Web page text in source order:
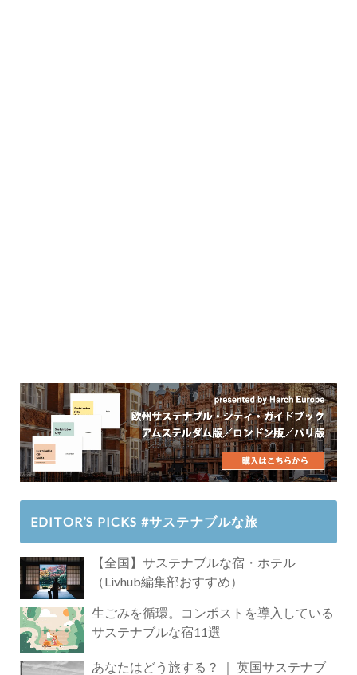
EDITOR’S PICKS #サステナブルな旅
【全国】サステナブルな宿・ホテル
（Livhub編集部おすすめ）
生ごみを循環。コンポストを導入している
サステナブルな宿11選
あなたはどう旅する？ ｜ 英国サステナブ